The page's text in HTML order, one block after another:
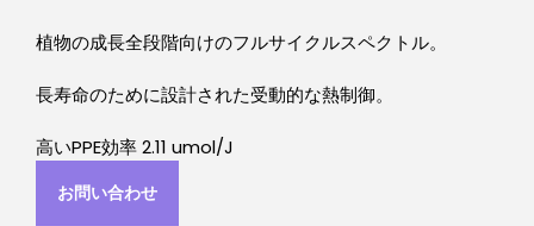
植物の成長全段階向けのフルサイクルスペクトル。
長寿命のために設計された受動的な熱制御。
高いPPE効率 2.11 umol/J
お問い合わせ